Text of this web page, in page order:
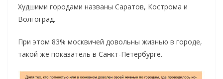
Худшими городами названы Саратов, Кострома и
Волгоград.
При этом 83% москвичей довольны жизнью в городе,
такой же показатель в Санкт-Петербурге.